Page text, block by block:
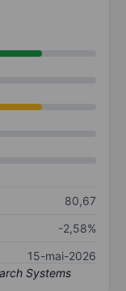
80,67
-2,58%
15-mai-2026